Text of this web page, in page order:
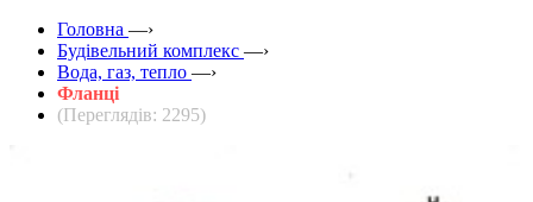
Головна —›
Будівельний комплекс —›
Вода, газ, тепло —›
Фланці
(Переглядів: 2295)